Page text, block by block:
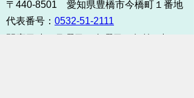
〒440-8501 愛知県豊橋市今橋町１番地
代表番号： 0532-51-2111